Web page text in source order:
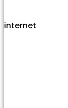
internet